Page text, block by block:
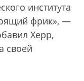
института
фрик», —
Херр,
своей